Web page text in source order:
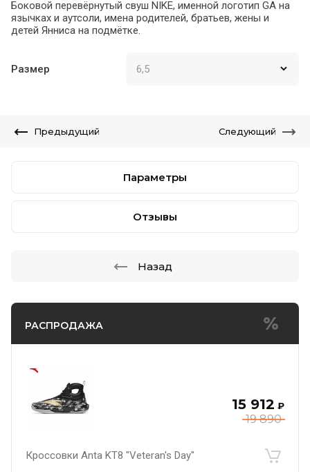
РАСПРОДАЖА
19 890
15 912 ₽
Кроссовки Anta KT8 "Veteran's Day"
Боковой перевёрнутый свуш NIKE, именной логотип GA на
язычках и аутсоли, имена родителей, братьев, жены и
детей Янниса на подмётке.
Размер
Предыдущий Следующий
Параметры
Отзывы
Назад